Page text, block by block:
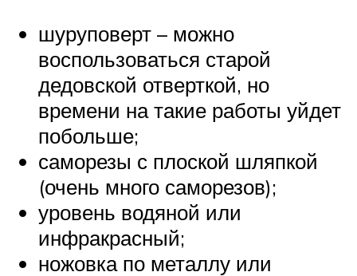
шуруповерт – можно
воспользоваться старой
дедовской отверткой, но
времени на такие работы уйдет
побольше;
саморезы с плоской шляпкой
(очень много саморезов);
уровень водяной или
инфракрасный;
ножовка по металлу или